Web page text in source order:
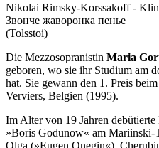
Nikolai Rimsky-Korssakoff -
Звонче жаворонка пенье
(Tolsstoi)
Die Mezzosopranistin Maria
geboren, wo sie ihr Studium am
hat. Sie gewann den 1. Preis
Verviers, Belgien (1995).
Im Alter von 19 Jahren
»Boris Godunow« am Mariinski-
Olga (»Eugen Onegin«),